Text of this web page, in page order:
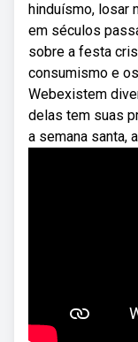
hinduísmo, losar
em séculos
sobre a festa
consumismo e
Webexistem
delas tem suas
a semana santa,